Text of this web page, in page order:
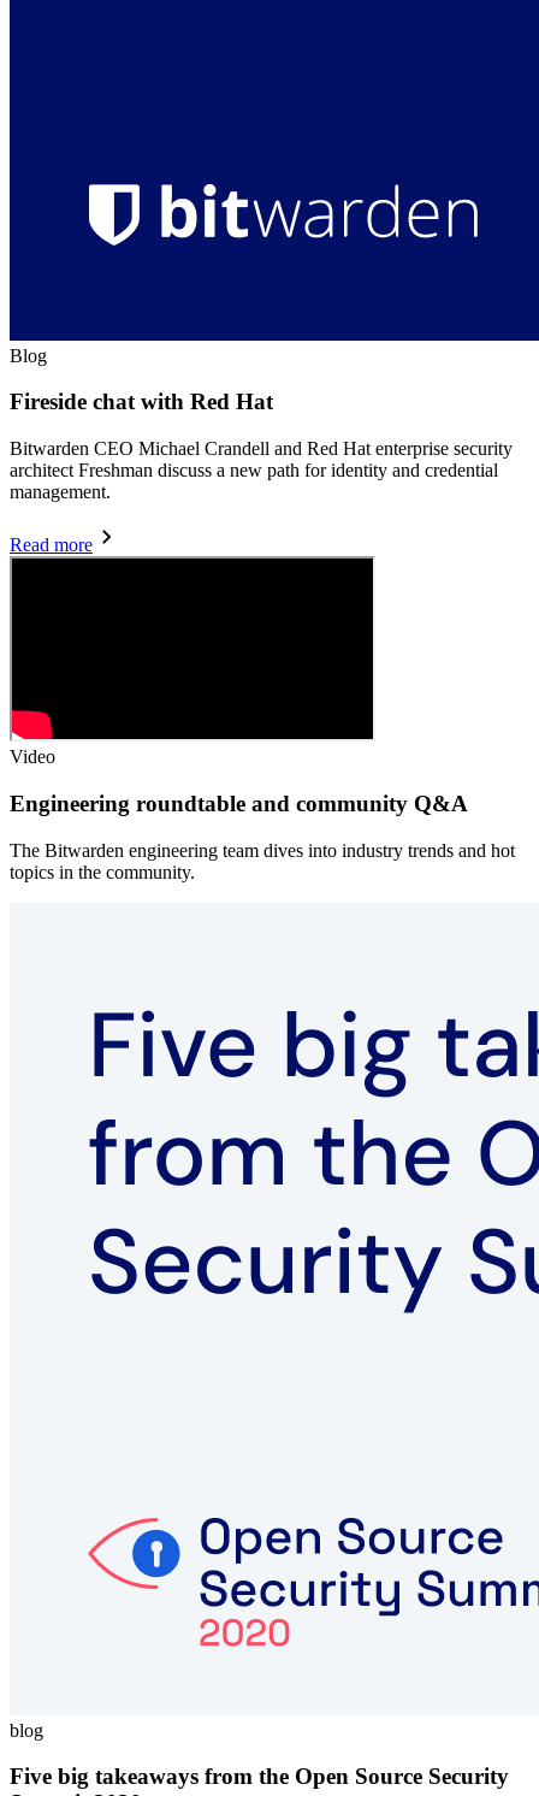
Inizia gratisInizia gratis Contatta il reparto vendite
Contatta il reparto
Accedi
Blog
Fireside chat with Red Hat
Bitwarden CEO Michael Crandell and Red Hat enterprise security
architect Freshman discuss a new path for identity and credential
management.
Read more
Video
Engineering roundtable and community Q&A
The Bitwarden engineering team dives into industry trends and hot
topics in the community.
blog
Five big takeaways from the Open Source Security